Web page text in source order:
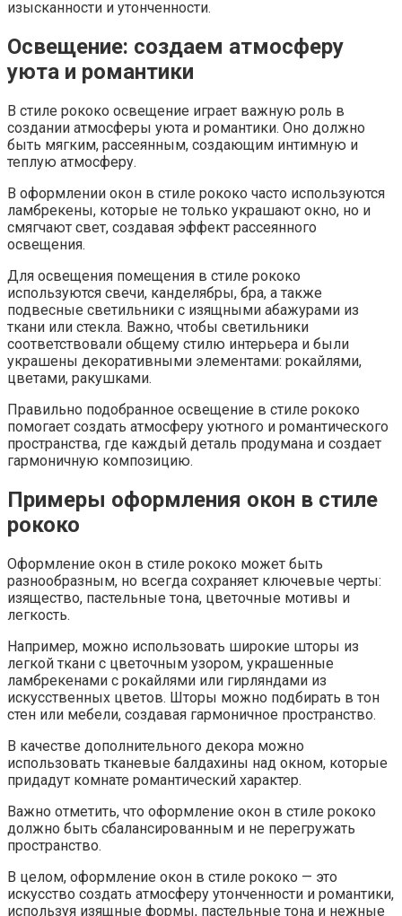
изысканности и утонченности.
Освещение: создаем атмосферу
уюта и романтики
В стиле рококо освещение играет важную роль в
создании атмосферы уюта и романтики. Оно должно
быть мягким, рассеянным, создающим интимную и
теплую атмосферу.
В оформлении окон в стиле рококо часто используются
ламбрекены, которые не только украшают окно, но и
смягчают свет, создавая эффект рассеянного
освещения.
Для освещения помещения в стиле рококо
используются свечи, канделябры, бра, а также
подвесные светильники с изящными абажурами из
ткани или стекла. Важно, чтобы светильники
соответствовали общему стилю интерьера и были
украшены декоративными элементами: рокайлями,
цветами, ракушками.
Правильно подобранное освещение в стиле рококо
помогает создать атмосферу уютного и романтического
пространства, где каждый деталь продумана и создает
гармоничную композицию.
Примеры оформления окон в стиле
рококо
Оформление окон в стиле рококо может быть
разнообразным, но всегда сохраняет ключевые черты:
изящество, пастельные тона, цветочные мотивы и
легкость.
Например, можно использовать широкие шторы из
легкой ткани с цветочным узором, украшенные
ламбрекенами с рокайлями или гирляндами из
искусственных цветов. Шторы можно подбирать в тон
стен или мебели, создавая гармоничное пространство.
В качестве дополнительного декора можно
использовать тканевые балдахины над окном, которые
придадут комнате романтический характер.
Важно отметить, что оформление окон в стиле рококо
должно быть сбалансированным и не перегружать
пространство.
В целом, оформление окон в стиле рококо — это
искусство создать атмосферу утонченности и романтики,
используя изящные формы, пастельные тона и нежные